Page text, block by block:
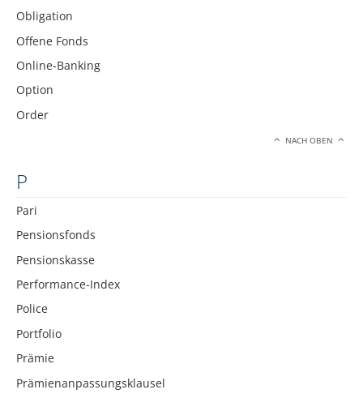
Obligation
Offene Fonds
Online-Banking
Option
Order
NACH OBEN
P
Pari
Pensionsfonds
Pensionskasse
Performance-Index
Police
Portfolio
Prämie
Prämienanpassungsklausel